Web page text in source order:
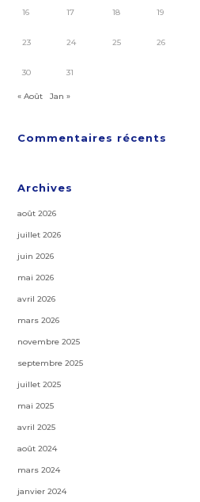
16 17 18 19
23 24 25 26
30 31
« Août Jan »
Commentaires récents
Archives
août 2026
juillet 2026
juin 2026
mai 2026
avril 2026
mars 2026
novembre 2025
septembre 2025
juillet 2025
mai 2025
avril 2025
août 2024
mars 2024
janvier 2024